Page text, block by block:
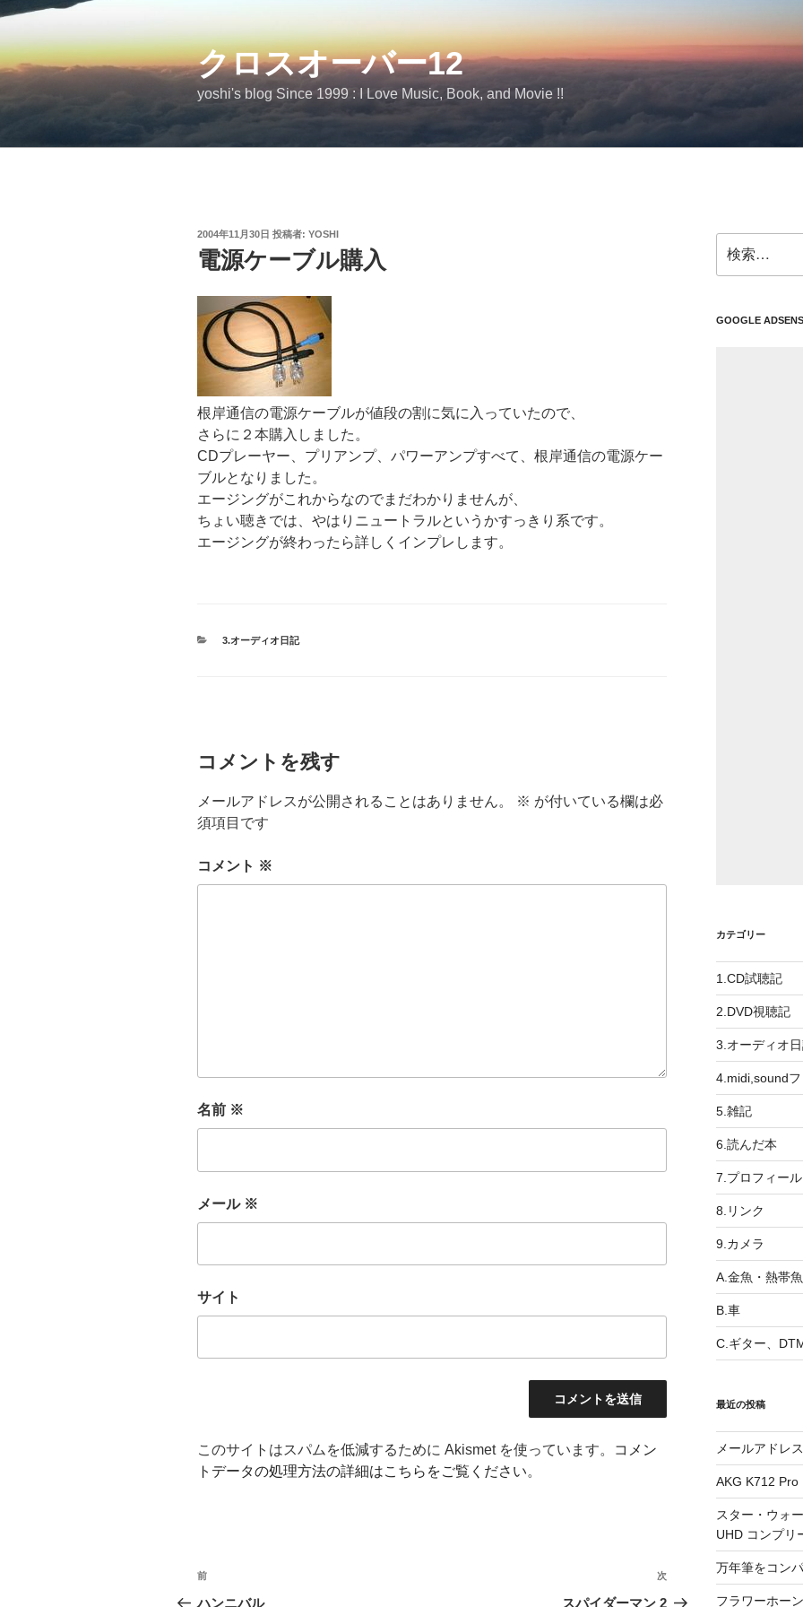
コ
テ
ン
クロスオーバー12
yoshi's blog Since 1999 : I Love Music, Book, and Movie !!
投
稿
日:
2004年11月30日 投稿者: YOSHI
電源ケーブル購入
根岸通信の電源ケーブルが値段の割に気に入っていたので、
さらに２本購入しました。
CDプレーヤー、プリアンプ、パワーアンプすべて、根岸通信の電源ケー
ブルとなりました。
エージングがこれからなのでまだわかりませんが、
ちょい聴きでは、やはりニュートラルというかすっきり系です。
エージングが終わったら詳しくインプレします。
カ
3.オーディオ日記
コメントを残す
メールアドレスが公開されることはありません。 ※ が付いている欄は必
須項目です
コメント ※
名前 ※
メール ※
サイト
このサイトはスパムを低減するために Akismet を使っています。
コメン
トデータの処理方法の詳細はこちらをご覧ください。
投
前
の
前
ハンニバル
次
の
次
スパイダーマン 2
索:
GOOGLE
カテゴリー
1.CD試聴記
2.DVD視聴記
3.オーディオ
4.midi,sound
5.雑記
6.読んだ本
7.プロフィール
8.リンク
9.カメラ
A.金魚・熱帯魚
B.車
C.ギター、
最近の投稿
メールアドレ
AKG K712 Pro
スター・ウォ
UHD コンプリ
万年筆をコン
フラワーホー